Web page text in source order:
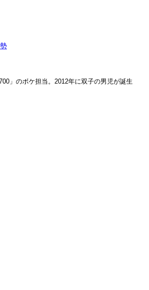
」のボケ担当。2012年に双子の男児が誕生